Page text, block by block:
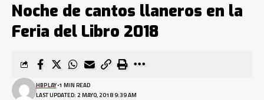
Noche de cantos llaneros en la
Feria del Libro 2018
LAST UPDATED: 2 MAYO, 2018 9:39 AM
HBPLAY 1 MIN READ